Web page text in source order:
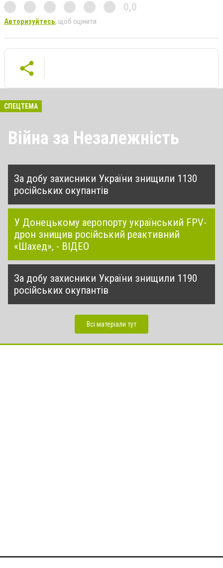
0,0
Авторизуйтесь, щоб оцінити
СПЕЦТЕМА
Війна за Незалежність
За добу захисники України знищили 1130
російських окупантів
У Донецькому аеропорту український FPV-
дрон знищив російський реактивний
«Шахед», - ВІДЕО
За добу захисники України знищили 1190
російських окупантів
Всі матеріали тут